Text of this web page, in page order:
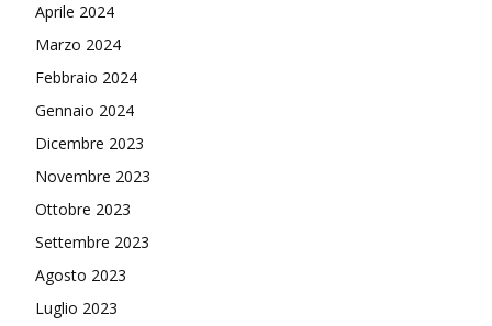
Aprile 2024
Marzo 2024
Febbraio 2024
Gennaio 2024
Dicembre 2023
Novembre 2023
Ottobre 2023
Settembre 2023
Agosto 2023
Luglio 2023